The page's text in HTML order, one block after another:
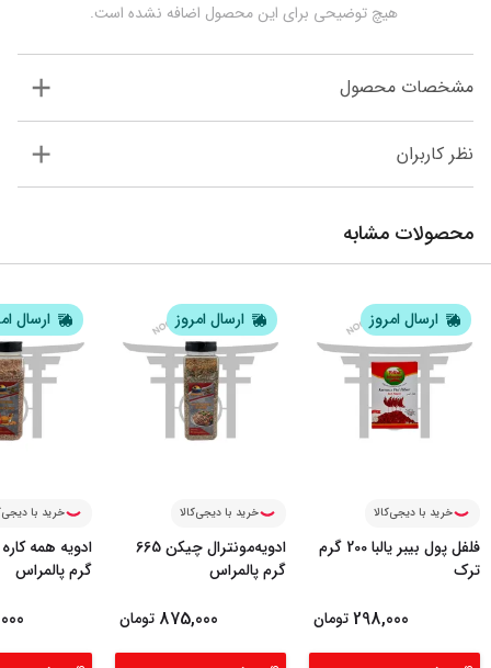
هیچ توضیحی برای این محصول اضافه نشده است.
مشخصات محصول
نظر کاربران
محصولات مشابه
ارسال امروز
خرید با دیجی‌کالا
فلفل پول بیبر یالبا 200 گرم
ترک
298,000 تومان
ارسال امروز
خرید با دیجی‌کالا
ادویه‌مونترال چیکن 665
گرم پالمراس
875,000 تومان
ارسال
خرید با
گرم پالمراس